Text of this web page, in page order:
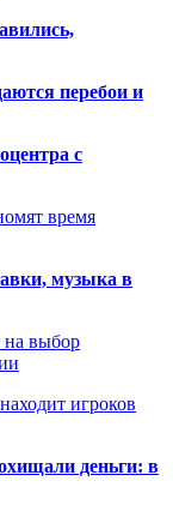
перебои и
с
время
музыка в
на выбор
игроков
деньги: в